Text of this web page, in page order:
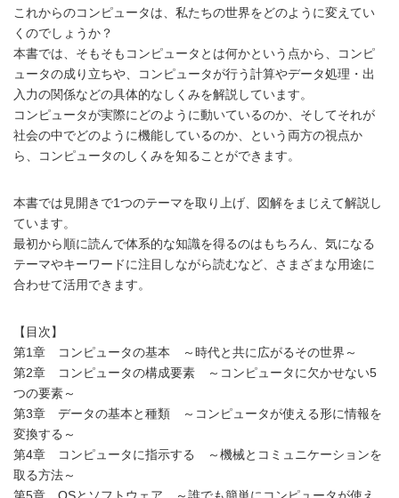
これからのコンピュータは、私たちの世界をどのように変えてい
くのでしょうか？
本書では、そもそもコンピュータとは何かという点から、コンピ
ュータの成り立ちや、コンピュータが行う計算やデータ処理・出
入力の関係などの具体的なしくみを解説しています。
コンピュータが実際にどのように動いているのか、そしてそれが
社会の中でどのように機能しているのか、という両方の視点か
ら、コンピュータのしくみを知ることができます。
本書では見開きで1つのテーマを取り上げ、図解をまじえて解説し
ています。
最初から順に読んで体系的な知識を得るのはもちろん、気になる
テーマやキーワードに注目しながら読むなど、さまざまな用途に
合わせて活用できます。
【目次】
第1章 コンピュータの基本 ～時代と共に広がるその世界～
第2章 コンピュータの構成要素 ～コンピュータに欠かせない5
つの要素～
第3章 データの基本と種類 ～コンピュータが使える形に情報を
変換する～
第4章 コンピュータに指示する ～機械とコミュニケーションを
取る方法～
第5章 OSとソフトウェア ～誰でも簡単にコンピュータが使え